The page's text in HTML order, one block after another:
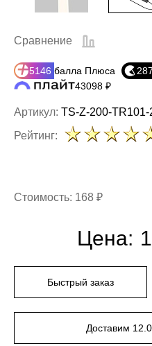
Артикул: TS-Z-200-TR101-
Сравнение
5146 балла Плюса
43098 ₽
Рейтинг:
Стоимость: 168 ₽
Цена:
Быстрый заказ
Доставим